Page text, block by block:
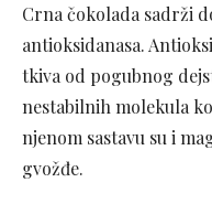
Crna čokolada sadrži
antioksidanasa.
tkiva od pogubnog
nestabilnih molekula
njenom sastavu su i
gvožđe.